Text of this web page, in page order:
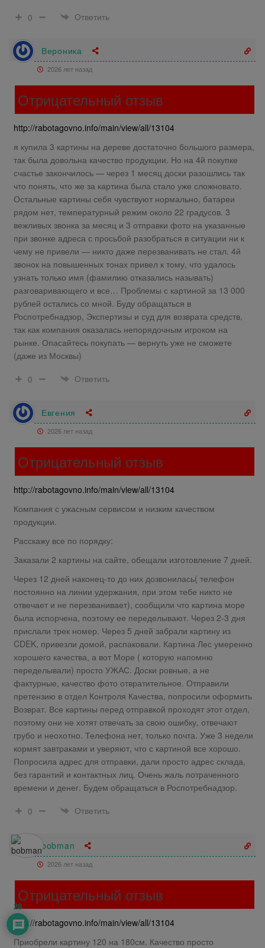
0
Ответить
Вероника
2026 лет назад
Отрицательный отзыв
http://rabotagovno.info/main/view/all/13104
я купила 3 картины на дереве достаточно большого размера,
так была довольна качество продукции. Но на 4й покупке
счастье закончилось — через 1 месяц доски разошлись так
что понять, что же за картина была стало уже сложновато.
Остальные картины себя чувствуют нормально, батареи
рядом нет, температурный режим около 22 градусов. 3
вежливых звонка за месяц и 3 отправки фото на указанные
при звонке адреса с просьбой разобраться в ситуации ни к
чему не привели — никто даже перезванивать не стал. 4й
звонок на повышенных тонах привел к тому, что удалось
узнать только имя (фамилию отказались называть)
разговаривающего и все… Проблемы с картиной за 13 000
рублей остались со мной. Буду обращаться в
Роспотребнадзор, Экспертизы и суд для возврата средств,
так как компания оказалась непорядочным игроком на
рынке. Опасайтесь покупать — вернуть уже не сможете
(даже из Москвы)
0
Ответить
Евгения
2026 лет назад
Отрицательный отзыв
http://rabotagovno.info/main/view/all/13104
Компания с ужасным сервисом и низким качеством
продукции.
Расскажу все по порядку:
Заказали 2 картины на сайте, обещали изготовление 7 дней.
Через 12 дней наконец-то до них дозвонилась( телефон
постоянно на линии удержания, при этом тебе никто не
отвечает и не перезванивает), сообщили что картина море
была испорчена, поэтому ее переделывают. Через 2-3 дня
прислали трек номер. Через 5 дней забрали картину из
CDEK, привезли домой, распаковали. Картина Лес умеренно
хорошего качества, а вот Море ( которую напомню
переделывали) просто УЖАС. Доски ровные, а не
фактурные, качество фото отвратительное. Отправили
претензию в отдел Контроля Качества, попросили оформить
Возврат. Все картины перед отправкой проходят этот отдел,
поэтому они не хотят отвечать за свою ошибку, отвечают
грубо и неохотно. Телефона нет, только почта. Уже 3 недели
кормят завтраками и уверяют, что с картиной все хорошо.
Попросила адрес для отправки, дали просто адрес склада,
без гарантий и контактных лиц. Очень жаль потраченного
времени и денег. Будем обращаться в Роспотребнадзор.
0
Ответить
bobman
2026 лет назад
Отрицательный отзыв
http://rabotagovno.info/main/view/all/13104
Приобрели картину 120 на 180см. Качество просто
28